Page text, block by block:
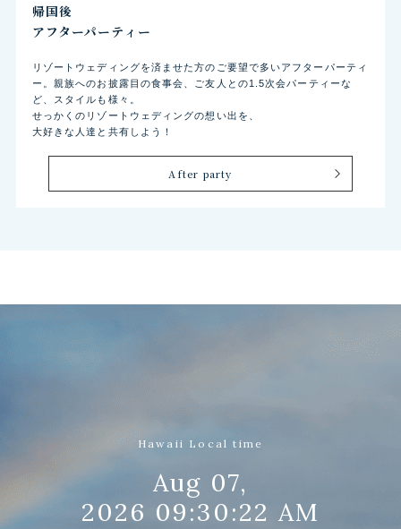
帰国後
アフターパーティー
リゾートウェディングを済ませた方のご要望で多いアフターパーティ
ー。親族へのお披露目の食事会、ご友人との1.5次会パーティーな
ど、スタイルも様々。
せっかくのリゾートウェディングの想い出を、
大好きな人達と共有しよう！
After party
Hawaii Local time
Aug 07,
2026 09:30:25 AM